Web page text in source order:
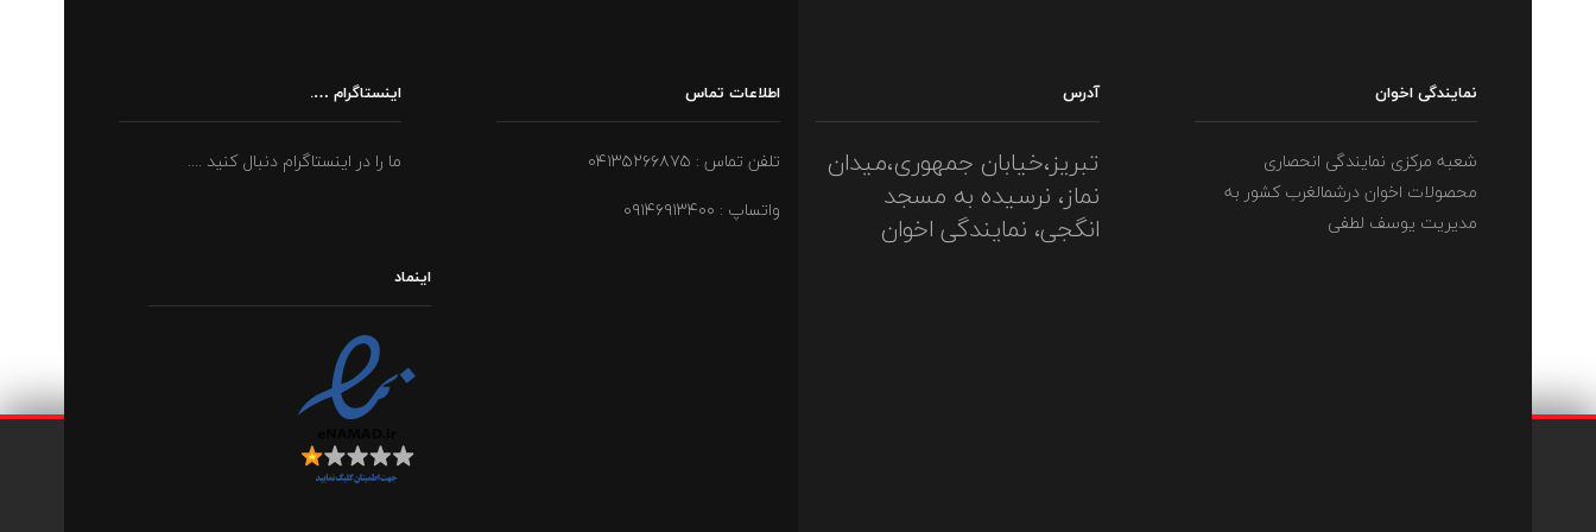
نمایندگی اخوان
شعبه مرکزی نمایندگی انحصاری
محصولات اخوان درشمالغرب کشور به
مدیریت یوسف لطفی
آدرس
تبریز،خیابان جمهوری،میدان
نماز، نرسیده به مسجد
انگجی، نمایندگی اخوان
اطلاعات تماس
تلفن تماس : ۰۴۱۳۵۲۶۶۸۷۵
واتساپ : ۰۹۱۴۶۹۱۳۴۰۰
اینستاگرام ….
ما را در اینستاگرام دنبال کنید ....
اینماد